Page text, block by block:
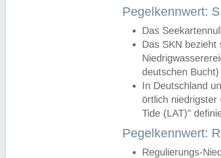
Pegelkennwert:
Das
Das SKN
deutschen
In Deutschland
örtlich
Tide (LAT)"
Pegelkennwert:
Regulierungs-